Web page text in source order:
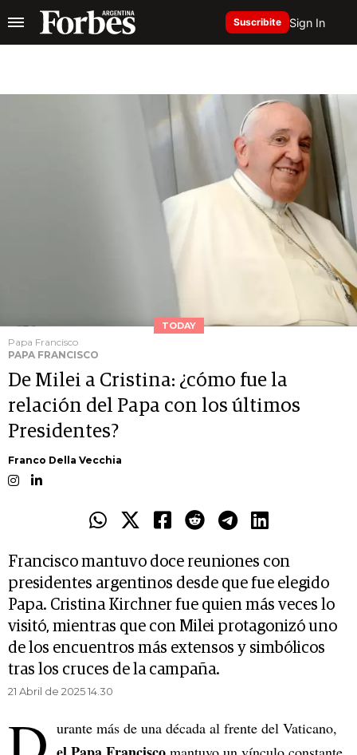
Suscribite Sign In
TODAY
Papa Francisco
PAPA FRANCISCO
De Milei a Cristina: ¿cómo fue la
relación del Papa con los últimos
Presidentes?
Franco Della Vecchia
Francisco mantuvo doce reuniones con
presidentes argentinos desde que fue elegido
Papa. Cristina Kirchner fue quien más veces lo
visitó, mientras que con Milei protagonizó uno
de los encuentros más extensos y simbólicos
tras los cruces de la campaña.
21 Abril de 2025 14.30
urante más de una década al frente del Vaticano,